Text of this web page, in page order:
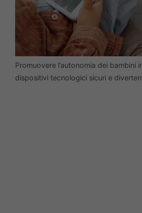
Promuovere l’autonomia dei bambini
dispositivi tecnologici sicuri e